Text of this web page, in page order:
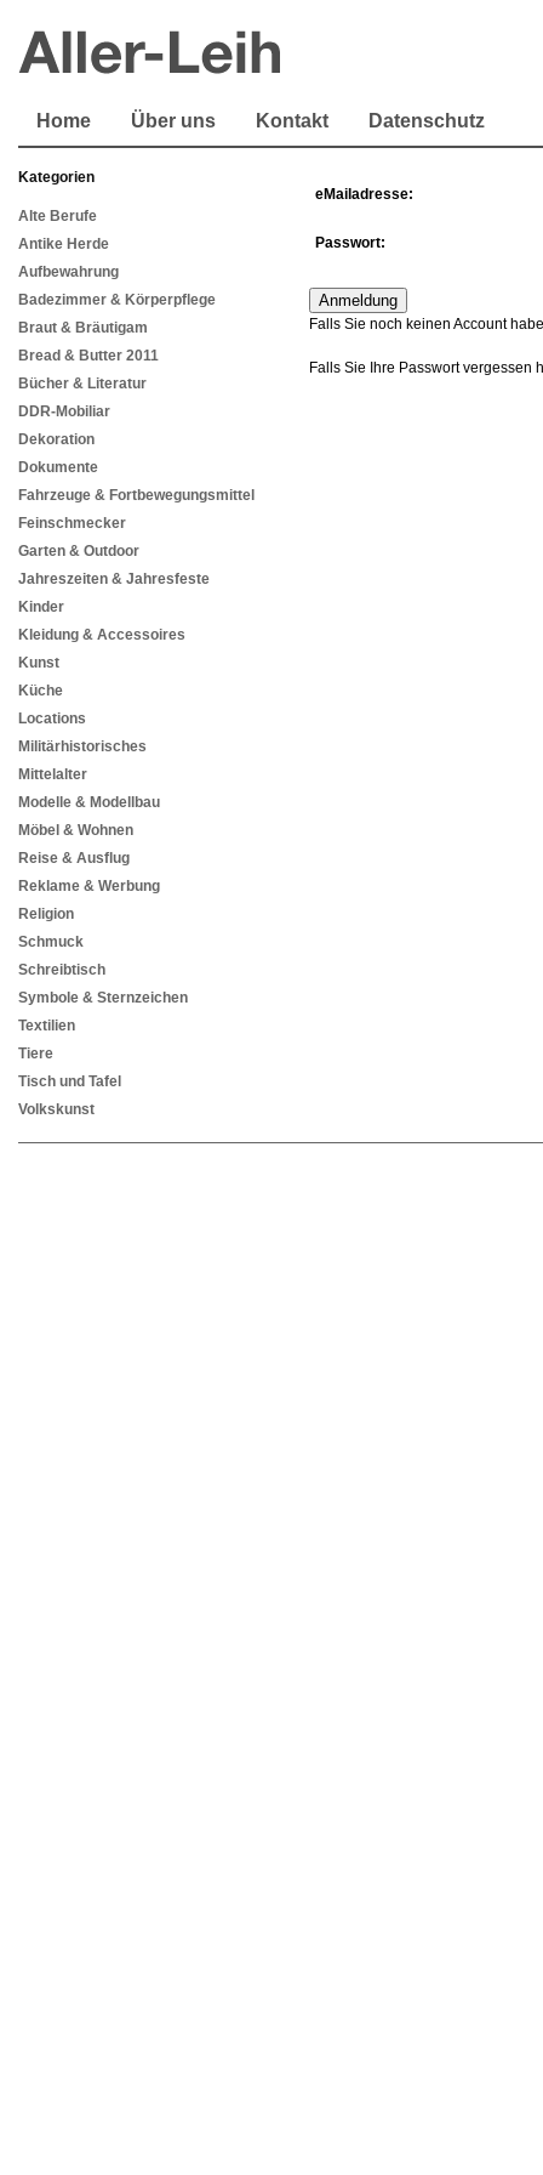
Home Über uns Kontakt Datenschutz
Kategorien
Alte Berufe
Antike Herde
Aufbewahrung
Badezimmer & Körperpflege
Braut & Bräutigam
Bread & Butter 2011
Bücher & Literatur
DDR-Mobiliar
Dekoration
Dokumente
Fahrzeuge & Fortbewegungsmittel
Feinschmecker
Garten & Outdoor
Jahreszeiten & Jahresfeste
Kinder
Kleidung & Accessoires
Kunst
Küche
Locations
Militärhistorisches
Mittelalter
Modelle & Modellbau
Möbel & Wohnen
Reise & Ausflug
Reklame & Werbung
Religion
Schmuck
Schreibtisch
Symbole & Sternzeichen
Textilien
Tiere
Tisch und Tafel
Volkskunst
eMailadresse:
Passwort:
Falls Sie noch keinen Account
Falls Sie Ihre Passwort vergessen